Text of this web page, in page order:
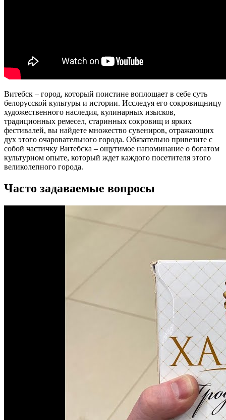
Витебск – город, который поистине воплощает в себе суть
белорусской культуры и истории. Исследуя его сокровищницу
художественного наследия, кулинарных изысков,
традиционных ремесел, старинных сокровищ и ярких
фестивалей, вы найдете множество сувениров, отражающих
дух этого очаровательного города. Обязательно привезите с
собой частичку Витебска – ощутимое напоминание о богатом
культурном опыте, который ждет каждого посетителя этого
великолепного города.
Часто задаваемые вопросы